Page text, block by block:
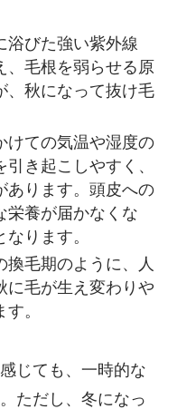
浴びた強い紫外線
、毛根を弱らせる原
、秋になって抜け毛
けての気温や湿度の
き起こしやすく、
あります。頭皮への
栄養が届かなくな
ります。
換毛期のように、人
に毛が生え変わりや
。
じても、一時的な
ただし、冬になっ